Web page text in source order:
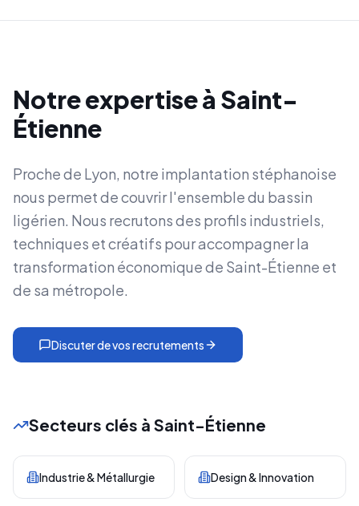
Notre expertise à Saint-
Étienne
Proche de Lyon, notre implantation stéphanoise
nous permet de couvrir l'ensemble du bassin
ligérien. Nous recrutons des profils industriels,
techniques et créatifs pour accompagner la
transformation économique de Saint-Étienne et
de sa métropole.
Discuter de vos recrutements
Secteurs clés à Saint-Étienne
Industrie & Métallurgie Design & Innovation